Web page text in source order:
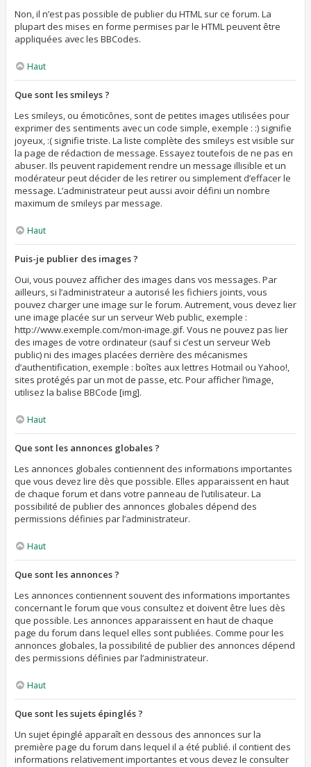
Non, il n’est pas possible de publier du HTML sur ce forum. La
plupart des mises en forme permises par le HTML peuvent être
appliquées avec les BBCodes.
Haut
Que sont les smileys ?
Les smileys, ou émoticônes, sont de petites images utilisées pour
exprimer des sentiments avec un code simple, exemple : :) signifie
joyeux, :( signifie triste. La liste complète des smileys est visible sur
la page de rédaction de message. Essayez toutefois de ne pas en
abuser. Ils peuvent rapidement rendre un message illisible et un
modérateur peut décider de les retirer ou simplement d’effacer le
message. L’administrateur peut aussi avoir défini un nombre
maximum de smileys par message.
Haut
Puis-je publier des images ?
Oui, vous pouvez afficher des images dans vos messages. Par
ailleurs, si l’administrateur a autorisé les fichiers joints, vous
pouvez charger une image sur le forum. Autrement, vous devez lier
une image placée sur un serveur Web public, exemple :
http://www.exemple.com/mon-image.gif. Vous ne pouvez pas lier
des images de votre ordinateur (sauf si c’est un serveur Web
public) ni des images placées derrière des mécanismes
d’authentification, exemple : boîtes aux lettres Hotmail ou Yahoo!,
sites protégés par un mot de passe, etc. Pour afficher l’image,
utilisez la balise BBCode [img].
Haut
Que sont les annonces globales ?
Les annonces globales contiennent des informations importantes
que vous devez lire dès que possible. Elles apparaissent en haut
de chaque forum et dans votre panneau de l’utilisateur. La
possibilité de publier des annonces globales dépend des
permissions définies par l’administrateur.
Haut
Que sont les annonces ?
Les annonces contiennent souvent des informations importantes
concernant le forum que vous consultez et doivent être lues dès
que possible. Les annonces apparaissent en haut de chaque
page du forum dans lequel elles sont publiées. Comme pour les
annonces globales, la possibilité de publier des annonces dépend
des permissions définies par l’administrateur.
Haut
Que sont les sujets épinglés ?
Un sujet épinglé apparaît en dessous des annonces sur la
première page du forum dans lequel il a été publié. il contient des
informations relativement importantes et vous devez le consulter